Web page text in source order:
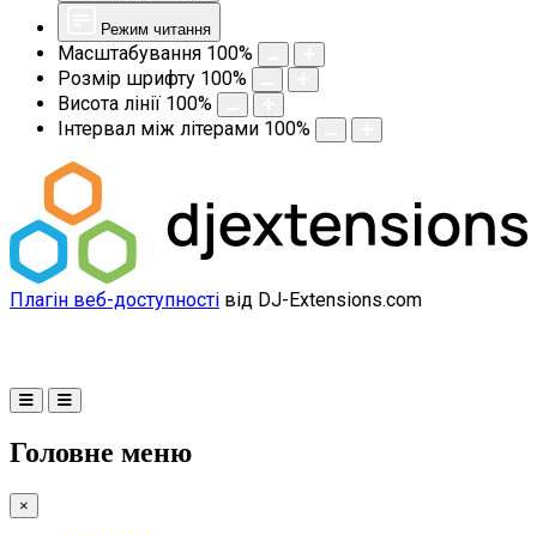
Режим читання
Масштабування 100%
Розмір шрифту 100%
Висота лінії 100%
Інтервал між літерами 100%
Плагін веб-доступності від DJ-Extensions.com
Головне меню
×